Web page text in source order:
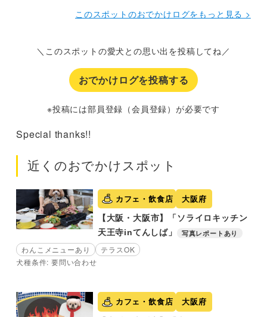
シート等を用意していくと汚さずに利用できるかもしれま
このスポットのおでかけログをもっと見る >
＼このスポットの愛犬との思い出を投稿してね／
おでかけログを投稿する
※投稿には部員登録（会員登録）が必要です
Special thanks!!
近くのおでかけスポット
カフェ・飲食店 大阪府
【大阪・大阪市】「ソライロキッチン
天王寺inてんしば」
写真レポートあり
わんこメニューあり
テラスOK
犬種条件: 要問い合わせ
カフェ・飲食店 大阪府